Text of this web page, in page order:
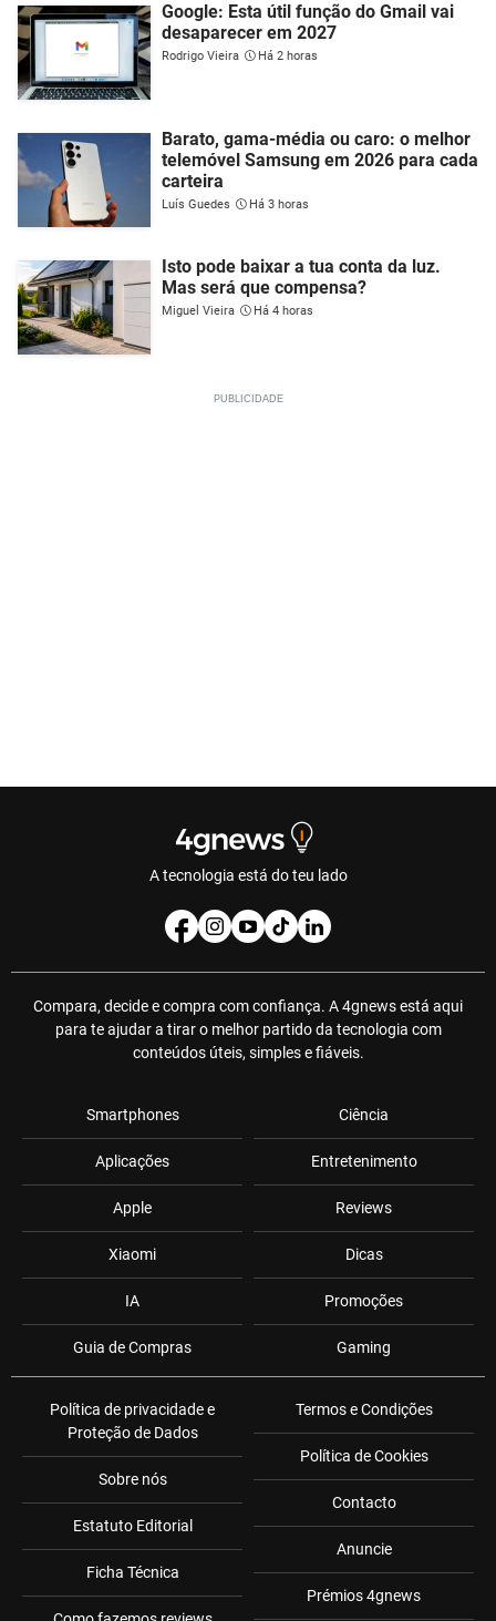
Google: Esta útil função do Gmail vai
desaparecer em 2027
Rodrigo Vieira Há 2 horas
Barato, gama-média ou caro: o melhor
telemóvel Samsung em 2026 para cada
carteira
Luís Guedes Há 3 horas
Isto pode baixar a tua conta da luz.
Mas será que compensa?
Miguel Vieira Há 4 horas
A tecnologia está do teu lado
Compara, decide e compra com confiança. A 4gnews está aqui
para te ajudar a tirar o melhor partido da tecnologia com
conteúdos úteis, simples e fiáveis.
Smartphones
Aplicações
Apple
Xiaomi
IA
Guia de Compras
Ciência
Entretenimento
Reviews
Dicas
Promoções
Gaming
Política de privacidade e
Proteção de Dados
Sobre nós
Estatuto Editorial
Ficha Técnica
Termos e Condições
Política de Cookies
Contacto
Anuncie
Prémios 4gnews